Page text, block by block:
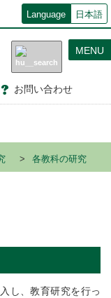
Language 日本語
お問い合わせ
MENU
各教科の研究
し、教育研究を行っ